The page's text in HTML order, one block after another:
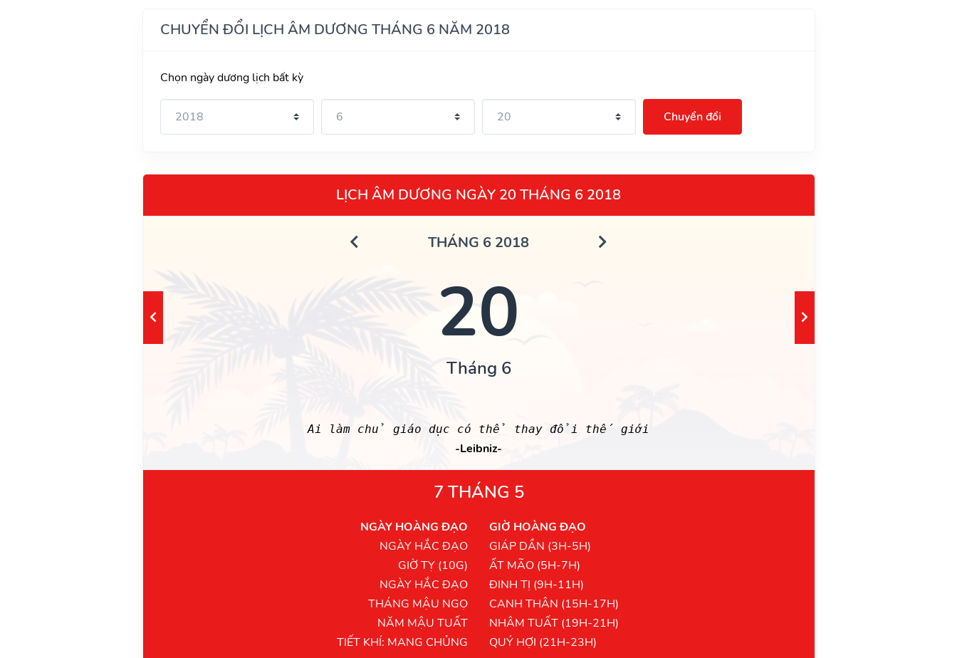
CHUYỂN ĐỔI LỊCH ÂM DƯƠNG THÁNG 6 NĂM 2018
Chọn ngày dương lịch bất kỳ
Chuyển đổi
LỊCH ÂM DƯƠNG NGÀY 20 THÁNG 6 2018
THÁNG 6 2018
20
Tháng 6
Ai làm chủ giáo dục có thể thay đổi thế giới
-Leibniz-
7 THÁNG 5
NGÀY HOÀNG ĐẠO
NGÀY HẮC ĐẠO
GIỜ TỴ (10G)
NGÀY HẮC ĐẠO
THÁNG MẬU NGỌ
NĂM MẬU TUẤT
TIẾT KHÍ: MANG CHỦNG
GIỜ HOÀNG ĐẠO
GIÁP DẦN (3H-5H)
ẤT MÃO (5H-7H)
ĐINH TỊ (9H-11H)
CANH THÂN (15H-17H)
NHÂM TUẤT (19H-21H)
QUÝ HỢI (21H-23H)